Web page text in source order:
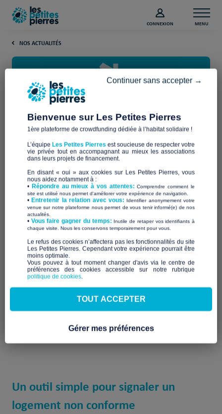
CONNEXION MENU
NOS ACTUALITÉS
Signal Logement : la nouvelle
plateforme qui facilite le
signalement des situations de
mal-logement
Depuis le 1er janvier 2026, le gouvernement français déploie
une nouvelle plateforme publique dédiée à la lutte contre le
accessible à tous permet designaler en quelques clics une
situation delogement
orienté vers les services compétents rapidement.
Une avancée importante pour les habitants, les travailleurs
sociaux et tous les acteurs engagés dans l’amélioration des
J'accède à la plateforme
Un outil simple pour signaler un
logement non conforme
Bienvenue sur Les Petites Pierres
1ère plateforme de crowdfunding dédiée à l’habitat solidaire !
L’équipe Les Petites Pierres est soucieuse de respecter votre
vie privée tout en accompagnant au mieux les associations
dans leurs projets de financement.
En disant « oui » aux cookies sur Les Petites Pierres, vous
nous aidez notamment à :
• Répondre au mieux à vos attentes:Comprendre comment le
site est utilisé nous permet d'améliorer votre expérience de navigation.
•Entretenir la relation avec vous: Identifier anonymement votre
venue sur notre plateforme nous permet de vous tenir informé(e) de nos
actualités.
​• Vous faire gagner du temps: Inutile de retaper vos identifiants à
chaque visite. Nous les conservons temporairement pour vous.
​Le refus des cookies n’affectera pas les fonctionnalités du site
Les Petites Pierres. Cependant votre expérience pourrait être
moins optimale.​
Vous pouvez à tout moment changer d'avis via le centre de
préférences des cookies accessible sur notre rubrique
politique de cookies.
Continuer sans accepter →
TOUT ACCEPTER
Gérer mes préférences